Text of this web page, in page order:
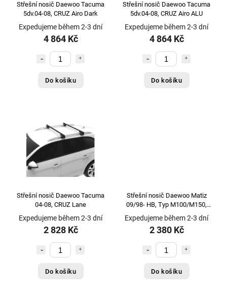
Střešní nosič Daewoo Tacuma
5dv.04-08, CRUZ Airo Dark
Expedujeme během 2-3 dní
4 864 Kč
Do košíku
Střešní nosič Daewoo Tacuma
5dv.04-08, CRUZ Airo ALU
Expedujeme během 2-3 dní
4 864 Kč
Do košíku
Střešní nosič Daewoo Tacuma
04-08, CRUZ Lane
Expedujeme během 2-3 dní
2 828 Kč
Do košíku
Střešní nosič Daewoo Matiz
09/98- HB, Typ M100/M150,
Menabo Sherman
Expedujeme během 2-3 dní
2 380 Kč
Do košíku